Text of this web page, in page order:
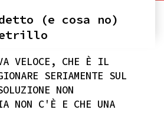
(e cosa no)
VELOCE, CHE È IL
SERIAMENTE SUL
NON
NON C'È E CHE UNA